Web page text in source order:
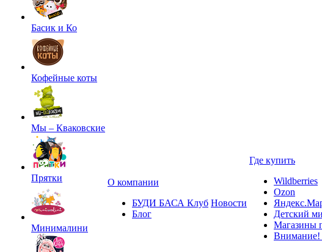
Басик и Ко
Кофейные коты
Мы – Кваковские
Прятки
Минималини
О компании
БУДИ БАСА Клуб
Блог
Новости
Где купить
Wildberries
Ozon
Детский
Магазины